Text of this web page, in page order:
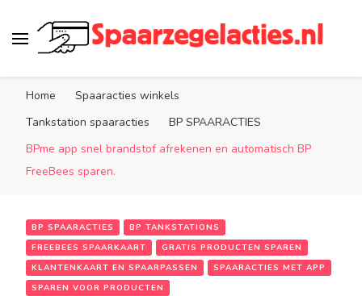
Home
Spaaracties winkels
Tankstation spaaracties
BP SPAARACTIES
BPme app snel brandstof afrekenen en automatisch BP
FreeBees sparen.
BP SPAARACTIES
BP TANKSTATIONS
FREEBEES SPAARKAART
GRATIS PRODUCTEN SPAREN
KLANTENKAART EN SPAARPASSEN
SPAARACTIES MET APP
SPAREN VOOR PRODUCTEN